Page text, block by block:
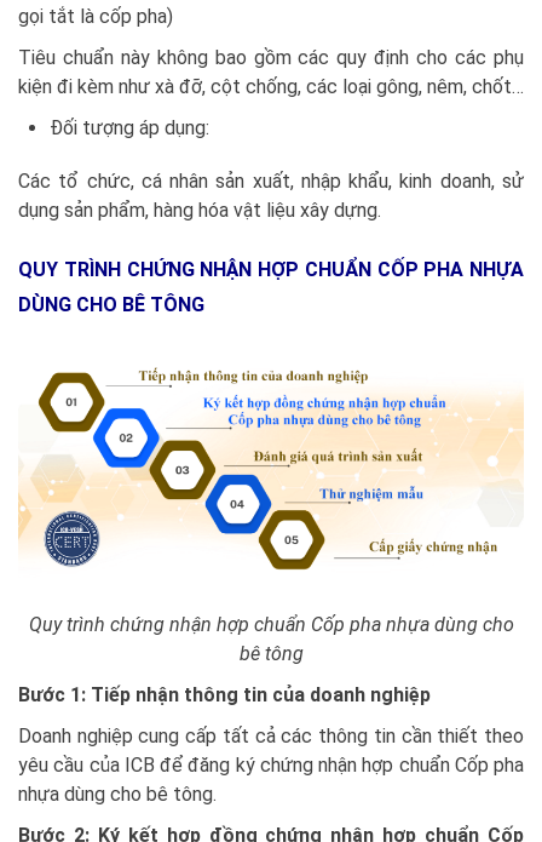
gọi tắt là cốp pha)
Tiêu chuẩn này không bao gồm các quy định cho các phụ
kiện đi kèm như xà đỡ, cột chống, các loại gông, nêm, chốt…
Đối tượng áp dụng:
Các tổ chức, cá nhân sản xuất, nhập khẩu, kinh doanh, sử
dụng sản phẩm, hàng hóa vật liệu xây dựng.
QUY TRÌNH CHỨNG NHẬN HỢP CHUẨN CỐP PHA NHỰA
DÙNG CHO BÊ TÔNG
Quy trình chứng nhận hợp chuẩn Cốp pha nhựa dùng cho
bê tông
Bước 1: Tiếp nhận thông tin của doanh nghiệp
Doanh nghiệp cung cấp tất cả các thông tin cần thiết theo
yêu cầu của ICB để đăng ký chứng nhận hợp chuẩn Cốp pha
nhựa dùng cho bê tông.
Bước 2: Ký kết hợp đồng chứng nhận hợp chuẩn Cốp